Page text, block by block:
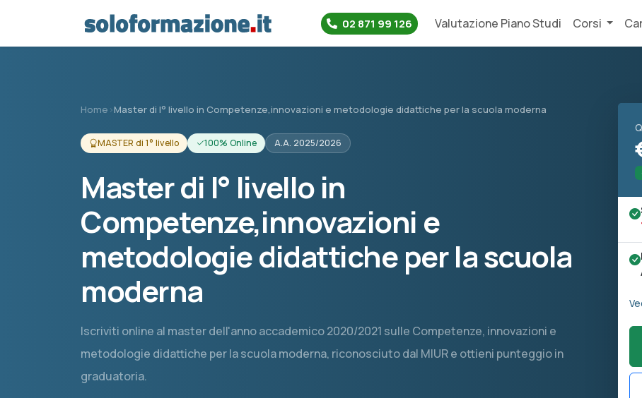
02 871 99 126 Valutazione Piano Studi Corsi
Home ›Master di I° livello in Competenze,innovazioni e metodologie didattiche per la scuola moderna
MASTER di 1° livello 100% Online A.A. 2025/2026
Master di I° livello in
Competenze,innovazioni e
metodologie didattiche per la scuola
moderna
Iscriviti online al master dell'anno accademico 2020/2021 sulle Competenze, innovazioni e
metodologie didattiche per la scuola moderna, riconosciuto dal MIUR e ottieni punteggio in
graduatoria.